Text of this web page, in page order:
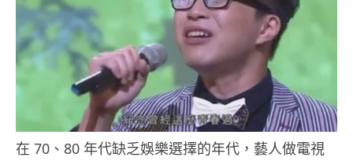
在 70、80 年代缺乏娛樂選擇的年代，藝人做電視